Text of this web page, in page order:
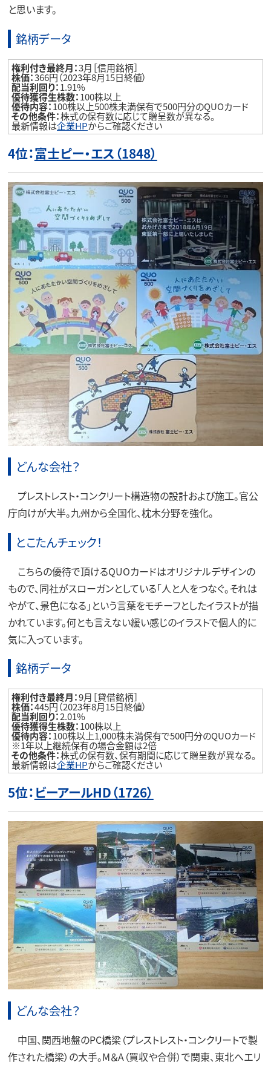
と思います。
銘柄データ
権利付き最終月：3月［信用銘柄］
株価：366円（2023年8月15日終値）
配当利回り：1.91%
優待獲得生株数：100株以上
優待内容：100株以上500株未満保有で500円分のQUOカード
その他条件：株式の保有数に応じて贈呈数が異なる。
最新情報は企業HPからご確認ください
4位：富士ピー・エス（1848）
どんな会社？
プレストレスト・コンクリート構造物の設計および施工。官公
庁向けが大半。九州から全国化、枕木分野を強化。
とこたんチェック！
こちらの優待で頂けるQUOカードはオリジナルデザインの
もので、同社がスローガンとしている「人と人をつなぐ。それは
やがて、景色になる」という言葉をモチーフとしたイラストが描
かれています。何とも言えない緩い感じのイラストで個人的に
気に入っています。
銘柄データ
権利付き最終月：9月［貸借銘柄］
株価：445円（2023年8月15日終値）
配当利回り：2.01%
優待獲得生株数：100株以上
優待内容：100株以上1,000株未満保有で500円分のQUOカード
※1年以上継続保有の場合金額は2倍
その他条件：株式の保有数、保有期間に応じて贈呈数が異なる。
最新情報は企業HPからご確認ください
5位： ビーアールHD（1726）
どんな会社？
中国、関西地盤のPC橋梁（プレストレスト・コンクリートで製
作された橋梁）の大手。M＆A（買収や合併）で関東、東北へエリ